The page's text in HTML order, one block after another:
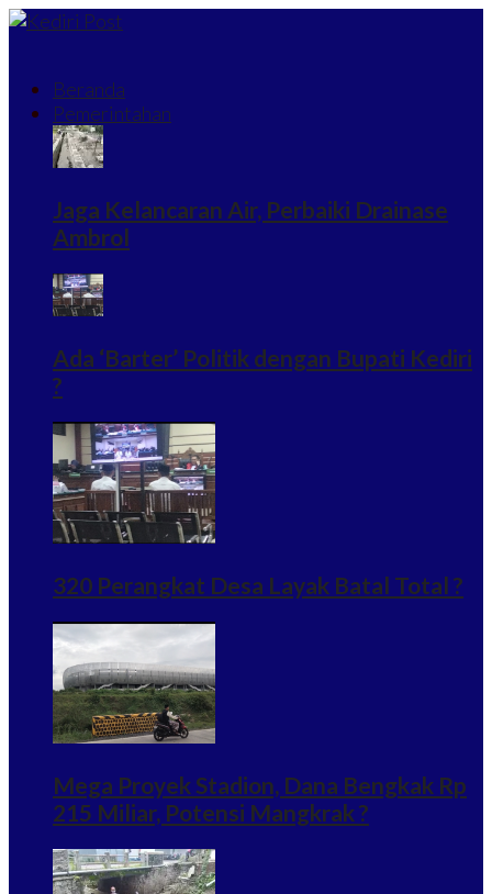
Beranda
Pemerintahan
Jaga Kelancaran Air, Perbaiki Drainase
Ambrol
Ada ‘Barter’ Politik dengan Bupati Kediri
?
320 Perangkat Desa Layak Batal Total ?
Mega Proyek Stadion, Dana Bengkak Rp
215 Miliar, Potensi Mangkrak ?